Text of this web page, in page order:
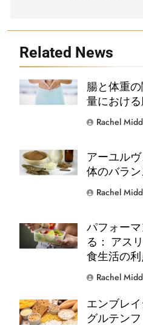
ゲ
ー
ョ
Related News
Shutterstock
腸と体重
量におけ
Rachel
Shutterstock
アーユル
体のバラ
Rachel
Shutterstock
パフォー
る： アス
食生活の利
Rachel
Shutterstock
エンブレ
グルテン